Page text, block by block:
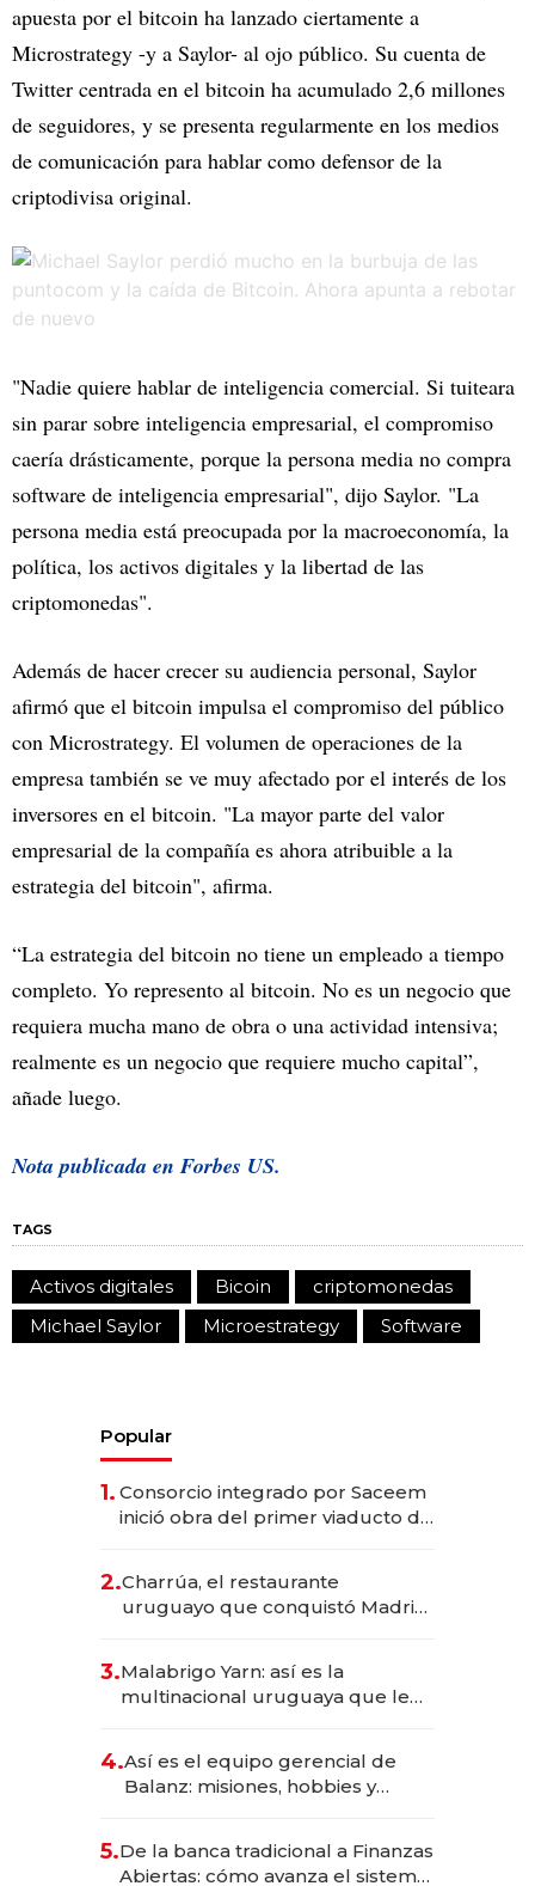
apuesta por el bitcoin ha lanzado ciertamente a
Microstrategy -y a Saylor- al ojo público. Su cuenta de
Twitter centrada en el bitcoin ha acumulado 2,6 millones
de seguidores, y se presenta regularmente en los medios
de comunicación para hablar como defensor de la
criptodivisa original.
"Nadie quiere hablar de inteligencia comercial. Si tuiteara
sin parar sobre inteligencia empresarial, el compromiso
caería drásticamente, porque la persona media no compra
software de inteligencia empresarial", dijo Saylor. "La
persona media está preocupada por la macroeconomía, la
política, los activos digitales y la libertad de las
criptomonedas".
Además de hacer crecer su audiencia personal, Saylor
afirmó que el bitcoin impulsa el compromiso del público
con Microstrategy. El volumen de operaciones de la
empresa también se ve muy afectado por el interés de los
inversores en el bitcoin. "La mayor parte del valor
empresarial de la compañía es ahora atribuible a la
estrategia del bitcoin", afirma.
“La estrategia del bitcoin no tiene un empleado a tiempo
completo. Yo represento al bitcoin. No es un negocio que
requiera mucha mano de obra o una actividad intensiva;
realmente es un negocio que requiere mucho capital”,
añade luego.
Nota publicada en Forbes US.
TAGS
Activos digitales Bicoin
criptomonedas
Michael Saylor
Microestrategy Software
Popular
1. Consorcio integrado por Saceem
inició obra del primer viaducto de
millones
2.Charrúa, el restaurante
uruguayo que conquistó Madrid:
anticipación y prepara apertura
3.Malabrigo Yarn: así es la
multinacional uruguaya que le
4.Así es el equipo gerencial de
Balanz: misiones, hobbies y
5.De la banca tradicional a Finanzas
Abiertas: cómo avanza el sistema